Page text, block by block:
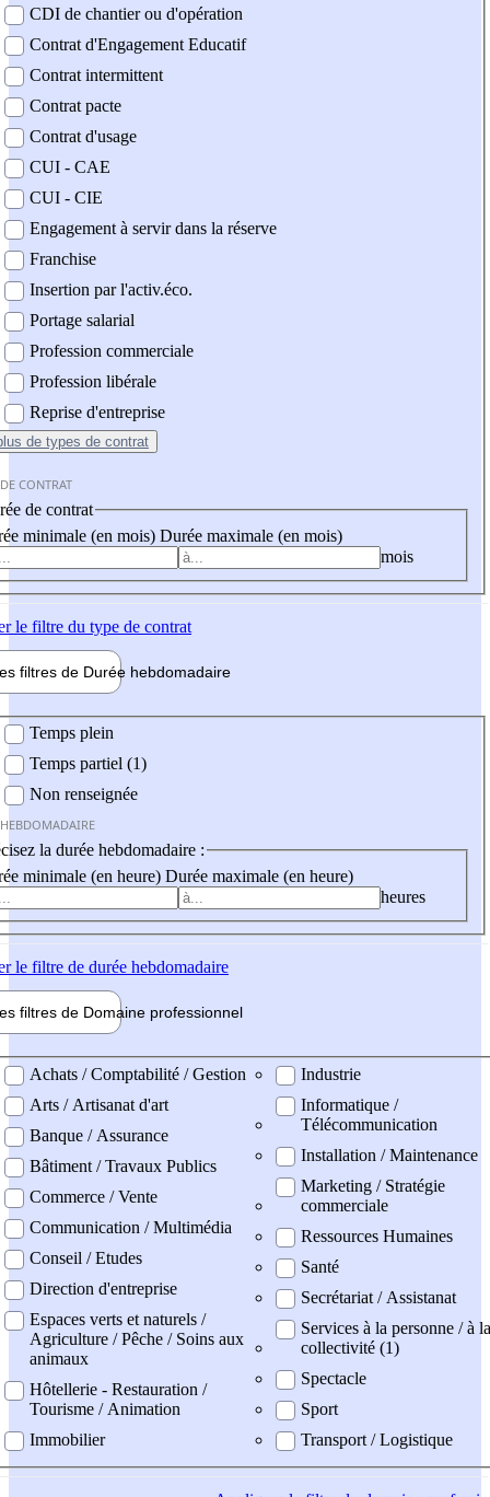
CDI de chantier ou d'opération
Contrat d'Engagement Educatif
Contrat intermittent
Contrat pacte
Contrat d'usage
CUI - CAE
CUI - CIE
Engagement à servir dans la réserve
Franchise
Insertion par l'activ.éco.
Portage salarial
Profession commerciale
Profession libérale
Reprise d'entreprise
de types de contrat
CONTRAT
de contrat
minimale (en mois) Durée maximale (en mois)
mois
le filtre du type de contrat
filtres de Durée hebdomadaire
Temps plein
Temps partiel (1)
Non renseignée
la durée hebdomadaire :
minimale (en heure) Durée maximale (en heure)
heures
le filtre de durée hebdomadaire
filtres de Domaine professionnel
professionel
Achats / Comptabilité / Gestion
Arts / Artisanat d'art
Banque / Assurance
Bâtiment / Travaux Publics
Commerce / Vente
Communication / Multimédia
Conseil / Etudes
Direction d'entreprise
Espaces verts et naturels /
Agriculture / Pêche / Soins aux
animaux
Hôtellerie - Restauration /
Tourisme / Animation
Immobilier
Industrie
Informatique /
Télécommunication
Installation / Maintenance
Marketing / Stratégie
commerciale
Ressources Humaines
Santé
Secrétariat / Assistanat
Services à la personne / à la
collectivité (1)
Spectacle
Sport
Transport / Logistique